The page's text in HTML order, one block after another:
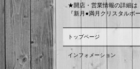
★開店・営業情報の詳細
『新月●満月クリスタル
トップページ
インフォメーション